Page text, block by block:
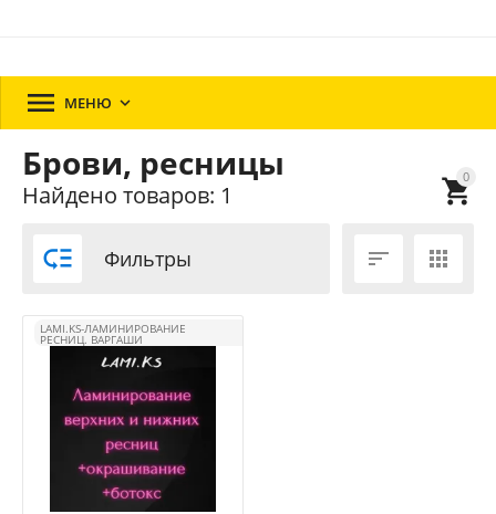
0

 МЕНЮ 
Брови, ресницы
Найдено товаров: 1
 Фильтры  
LAMI.KS-ЛАМИНИРОВАНИЕ
РЕСНИЦ. ВАРГАШИ